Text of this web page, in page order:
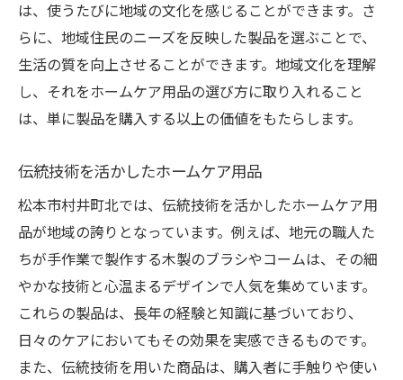
は、使うたびに地域の文化を感じることができます。さ
らに、地域住民のニーズを反映した製品を選ぶことで、
生活の質を向上させることができます。地域文化を理解
し、それをホームケア用品の選び方に取り入れること
は、単に製品を購入する以上の価値をもたらします。
伝統技術を活かしたホームケア用品
松本市村井町北では、伝統技術を活かしたホームケア用
品が地域の誇りとなっています。例えば、地元の職人た
ちが手作業で製作する木製のブラシやコームは、その細
やかな技術と心温まるデザインで人気を集めています。
これらの製品は、長年の経験と知識に基づいており、
日々のケアにおいてもその効果を実感できるものです。
また、伝統技術を用いた商品は、購入者に手触りや使い